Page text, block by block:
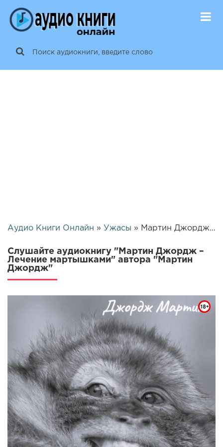
Аудио Книги Онлайн » Ужасы » Мартин Джордж – Лечение мартышками | 26237
Слушайте аудиокнигу "Мартин Джордж –
Лечение мартышками" автора "Мартин
Джордж"